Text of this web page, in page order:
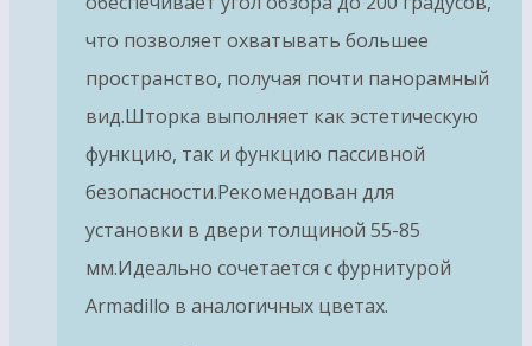
что позволяет охватывать большее
пространство, получая почти панорамный
вид.Шторка выполняет как эстетическую
функцию, так и функцию пассивной
безопасности.Рекомендован для
установки в двери толщиной 55-85
мм.Идеально сочетается с фурнитурой
Armadillo в аналогичных цветах.